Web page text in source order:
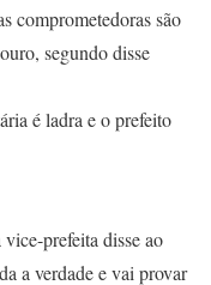
comprometedoras são
segundo disse
é ladra e o prefeito
prefeita disse ao
a verdade e vai provar